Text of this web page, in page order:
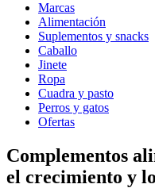
Marcas
Alimentación
Suplementos y snacks
Caballo
Jinete
Ropa
Cuadra y pasto
Perros y gatos
Ofertas
Complementos
el crecimiento y